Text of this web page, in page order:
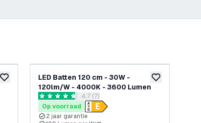
toevoegen aan verlanglijst toevoegen
LED Batten 120 cm - 30W -
120lm/W - 4000K - 3600 Lumen
reviews drawer openen
4.7 score sterren4.7 (7)
Op voorraad
2 jaar garantie